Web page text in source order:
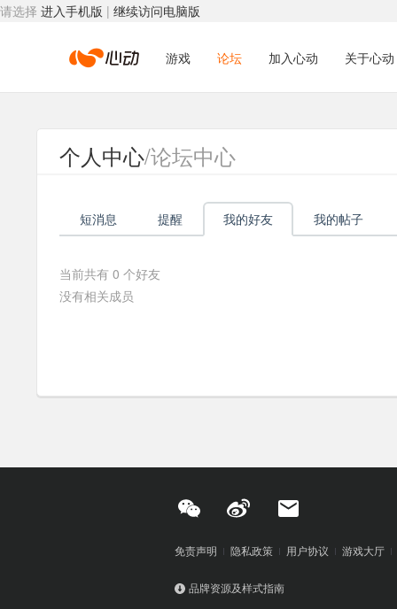
请选择 进入手机版 | 继续访问电脑版
心
动
络
游戏 论坛 加入心动 关于心动
个人中心/论坛中心
短消息 提醒 我的好友 我的帖子
当前共有 0 个好友
没有相关成员
免责声明 隐私政策 用户协议 游戏大厅
品牌资源及样式指南